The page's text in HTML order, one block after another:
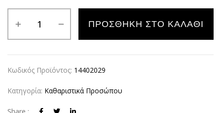
ΠΡΟΣΘΉΚΗ ΣΤΟ ΚΑΛΆΘΙ
Κωδικός Προϊόντος: 14402029
Κατηγορία: Καθαριστικά Προσώπου